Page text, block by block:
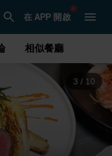
在 APP 開啟
相似餐廳
3 / 10